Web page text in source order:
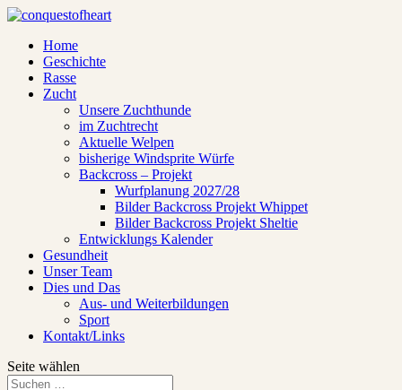
Home
Geschichte
Rasse
Zucht
Unsere Zuchthunde
im Zuchtrecht
Aktuelle Welpen
bisherige Windsprite Würfe
Backcross – Projekt
Wurfplanung 2027/28
Bilder Backcross Projekt Whippet
Bilder Backcross Projekt Sheltie
Entwicklungs Kalender
Gesundheit
Unser Team
Dies und Das
Aus- und Weiterbildungen
Sport
Kontakt/Links
Seite wählen